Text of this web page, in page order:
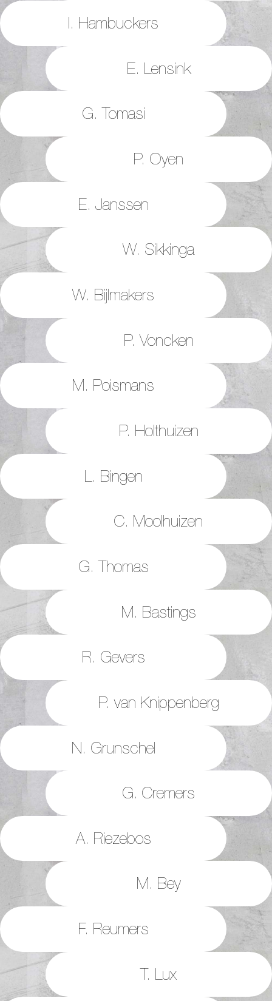
I. Hambuckers
E. Lensink
G. Tomasi
P. Oyen
E. Janssen
W. Sikkinga
W. Bijlmakers
P. Voncken
M. Poismans
P. Holthuizen
L. Bingen
C. Moolhuizen
G. Thomas
M. Bastings
R. Gevers
P. van Knippenberg
N. Grunschel
G. Cremers
A. Riezebos
M. Bey
F. Reumers
T. Lux